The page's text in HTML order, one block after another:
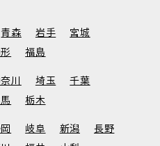
青森 岩手
宮城
福島
川 埼玉
千葉
栃木
岐阜 新潟
長野